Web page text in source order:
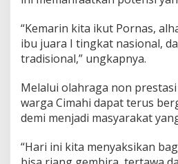
“Kemarin kita ikut Pornas,
ibu juara I tingkat nasional,
tradisional,” ungkapnya.
Melalui olahraga non
warga Cimahi dapat terus
demi menjadi masyarakat
“Hari ini kita menyaksikan